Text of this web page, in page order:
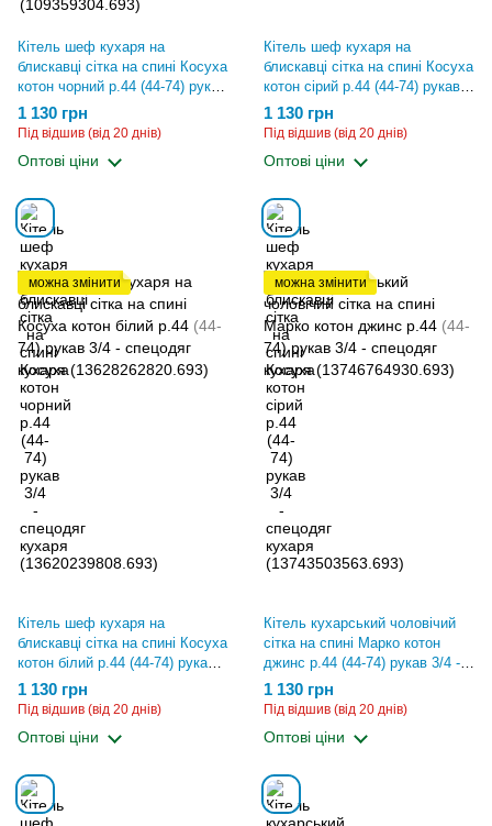
Кітель шеф кухаря на
блискавці сітка на спині Косуха
котон чорний р.44 (44-74) рукав
3/4 - спецодяг кухаря
(13620239808.693)
1 130 грн
Під відшив (від 20 днів)
Оптові ціни
Кітель шеф кухаря на
блискавці сітка на спині Косуха
котон сірий р.44 (44-74) рукав
3/4 - спецодяг кухаря
(13743503563.693)
1 130 грн
Під відшив (від 20 днів)
Оптові ціни
можна змінити
Кітель шеф кухаря на
блискавці сітка на спині Косуха
котон білий р.44 (44-74) рукав
3/4 - спецодяг кухаря
(13628262820.693)
1 130 грн
Під відшив (від 20 днів)
Оптові ціни
можна змінити
Кітель кухарський чоловічий
сітка на спині Марко котон
джинс р.44 (44-74) рукав 3/4 -
спецодяг кухаря
(13746764930.693)
1 130 грн
Під відшив (від 20 днів)
Оптові ціни